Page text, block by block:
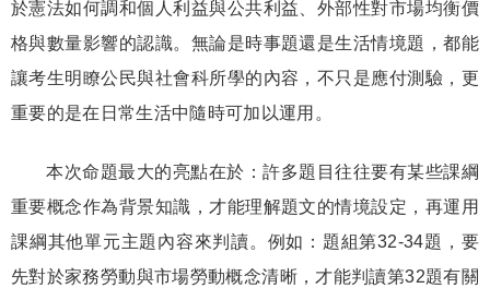
於憲法如何調和個人利益與公共利益、外部性對市場均衡價
格與數量影響的認識。無論是時事題還是生活情境題，都能
讓考生明瞭公民與社會科所學的內容，不只是應付測驗，更
重要的是在日常生活中隨時可加以運用。
本次命題最大的亮點在於：許多題目往往要有某些課綱
重要概念作為背景知識，才能理解題文的情境設定，再運用
課綱其他單元主題內容來判讀。例如：題組第32-34題，要
先對於家務勞動與市場勞動概念清晰，才能判讀第32題有關